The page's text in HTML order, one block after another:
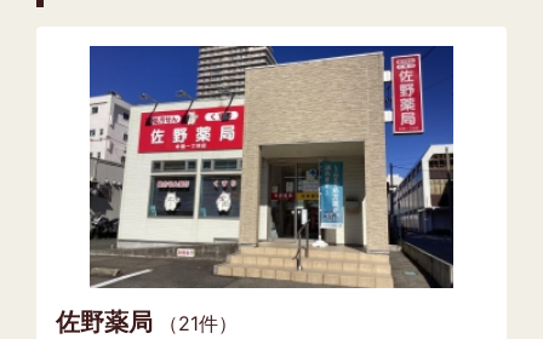
佐野薬局 （21件）